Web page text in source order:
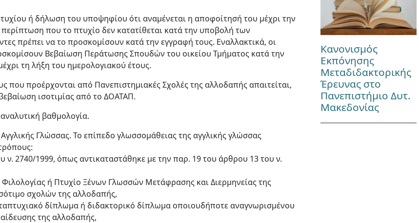
ή δήλωση του υποψηφίου ότι αναμένεται η αποφοίτησή του μέχρι την
που το πτυχίο δεν κατατίθεται κατά την υποβολή των
πρέπει να το προσκομίσουν κατά την εγγραφή τους. Εναλλακτικά, οι
Βεβαίωση Περάτωσης Σπουδών του οικείου Τμήματος κατά την
τη λήξη του ημερολογιακού έτους.
που προέρχονται από Πανεπιστημιακές Σχολές της αλλοδαπής απαιτείται,
ισοτιμίας από το ΔΟΑΤΑΠ.
βαθμολογία.
Γλώσσας. Το επίπεδο γλωσσομάθειας της αγγλικής γλώσσας
ν. 2740/1999, όπως αντικαταστάθηκε με την παρ. 19 του άρθρου 13 του ν.
ή Πτυχίο Ξένων Γλωσσών Μετάφρασης και Διερμηνείας της
σχολών της αλλοδαπής,
δίπλωμα ή διδακτορικό δίπλωμα οποιουδήποτε αναγνωρισμένου
της αλλοδαπής,
Κανονισμός
Εκπόνησης
Μεταδιδακτορικής
Έρευνας στο
Πανεπιστήμιο Δυτ.
Μακεδονίας